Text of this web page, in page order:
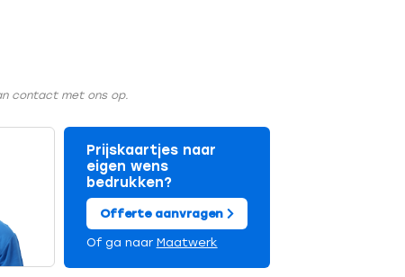
contact met ons op.
Prijskaartjes naar
eigen wens
bedrukken?
Offerte aanvragen
Of ga naar Maatwerk